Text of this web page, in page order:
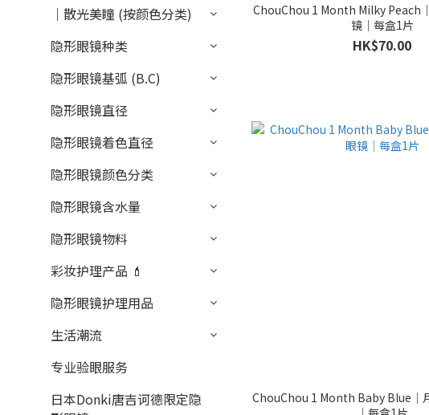
｜散光美瞳 (按颜色分类)
隐形眼镜种类
隐形眼镜基弧 (B.C)
隐形眼镜直径
隐形眼镜着色直径
隐形眼镜颜色分类
隐形眼镜含水量
隐形眼镜物料
彩妆护理产品 💄
隐形眼镜护理用品
生活潮流
专业验眼服务
日本Donki唐吉诃德限定隐
ChouChou 1 Month Milky Peach
镜｜每盒1片
HK$70.00
ChouChou 1 Month Baby Blue｜